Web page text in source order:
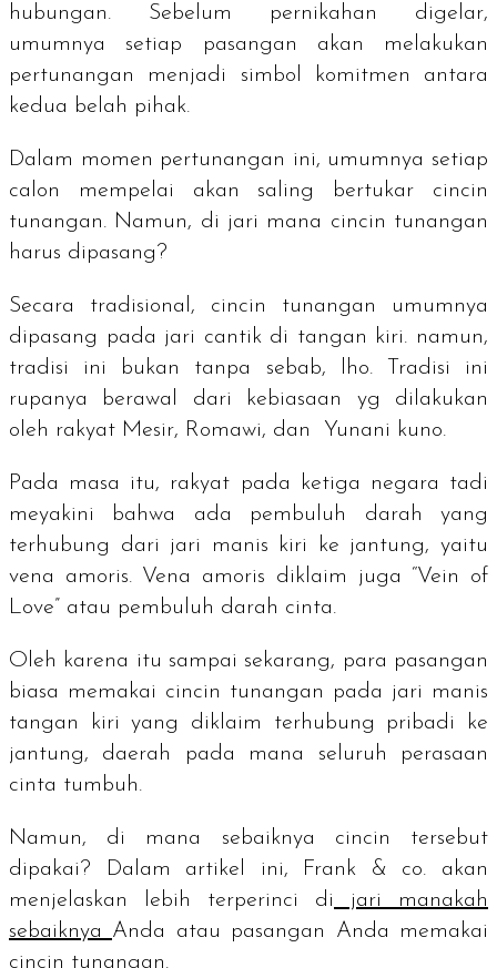
hubungan. Sebelum pernikahan digelar,
umumnya setiap pasangan akan melakukan
pertunangan menjadi simbol komitmen antara
kedua belah pihak.
Dalam momen pertunangan ini, umumnya setiap
calon mempelai akan saling bertukar cincin
tunangan. Namun, di jari mana cincin tunangan
harus dipasang?
Secara tradisional, cincin tunangan umumnya
dipasang pada jari cantik di tangan kiri. namun,
tradisi ini bukan tanpa sebab,
lho. Tradisi ini
rupanya berawal dari kebiasaan yg dilakukan
oleh rakyat Mesir, Romawi, dan Yunani kuno.
Pada masa itu, rakyat pada ketiga negara tadi
meyakini bahwa ada pembuluh darah yang
terhubung dari jari manis kiri ke jantung, yaitu
vena amoris. Vena amoris diklaim juga “Vein of
Love” atau pembuluh darah cinta.
Oleh karena itu sampai sekarang, para pasangan
biasa memakai cincin tunangan pada jari manis
tangan kiri yang diklaim terhubung pribadi ke
jantung, daerah pada mana seluruh perasaan
cinta tumbuh.
Namun, di mana sebaiknya cincin tersebut
dipakai? Dalam artikel ini, Frank & co. akan
menjelaskan lebih terperinci di jari manakah
sebaiknya Anda atau pasangan Anda memakai
cincin tunangan.